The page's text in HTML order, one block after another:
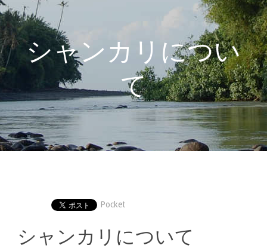
シャンカリについ
て
Pocket
シャンカリについて